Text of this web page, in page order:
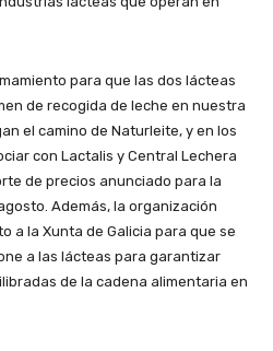
para que las dos lácteas
de recogida de leche en nuestra
el camino de Naturleite, y en los
con Lactalis y Central Lechera
de precios anunciado para la
Además, la organización
a la Xunta de Galicia para que se
a las lácteas para garantizar
de la cadena alimentaria en